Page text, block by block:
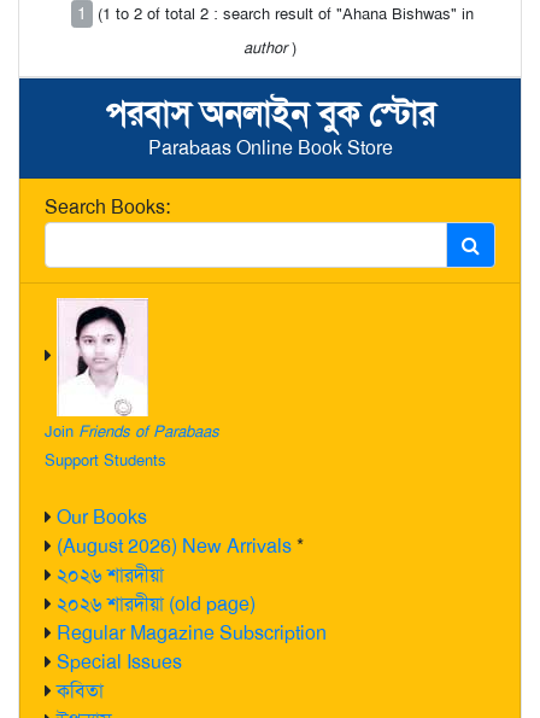
পরবাস অনলাইন বুক স্টোর
Parabaas Online Book Store
Search Books:
Join Friends of Parabaas
Support Students
Our Books
(August 2026) New Arrivals*
২০২৬ শারদীয়া
২০২৬ শারদীয়া (old page)
Regular Magazine Subscription
Special Issues
কবিতা
1
(1 to 2 of total 2 : search result of "Ahana Bishwas" in
author)